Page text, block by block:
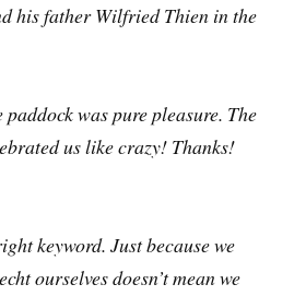
his father Wilfried Thien in the
was pure pleasure. The
us like crazy! Thanks!
keyword. Just because we
ourselves doesn’t mean we